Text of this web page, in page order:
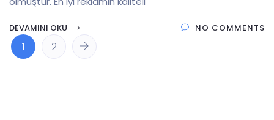
DEVAMINI OKU NO COMMENTS
1 2